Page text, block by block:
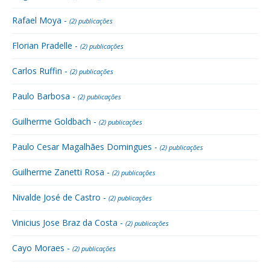
Rafael Moya - (2) publicações
Florian Pradelle - (2) publicações
Carlos Ruffin - (2) publicações
Paulo Barbosa - (2) publicações
Guilherme Goldbach - (2) publicações
Paulo Cesar Magalhães Domingues - (2) publicações
Guilherme Zanetti Rosa - (2) publicações
Nivalde José de Castro - (2) publicações
Vinicius Jose Braz da Costa - (2) publicações
Cayo Moraes - (2) publicações